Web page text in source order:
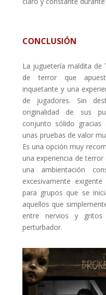
CONCLUSIÓN
La juguetería maldita de
de terror que
inquietante y una
de jugadores. Sin
originalidad de sus
conjunto sólido
unas pruebas de valor
Es una opción muy
una experiencia de
una ambientación
excesivamente
para grupos que se
aquellos que
entre nervios y
perturbador.